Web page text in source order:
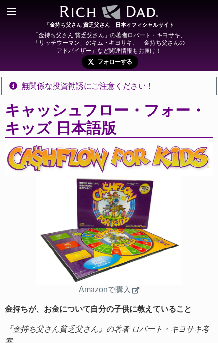
「金持ち父さん 貧乏父さん」日本オフィシャルサイト
「金持ち父さん 貧乏父さん」の著者ロバート・キヨサキ、
「リッチウーマン」のキム・キヨサキ、「金持ち父さんの
アドバイザー」など関連情報もお届け！
フォローする
無関係な投資勧誘にご注意ください！
キャッシュフロー・フォー・
キッズ 日本語版
Amazonで購入
金持ちが、お金について自分の子供に教えていること
『金持ち父さん貧乏父さん』の著者 ロバート・キヨサキ考